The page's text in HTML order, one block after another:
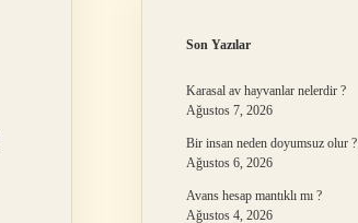
Son Yazılar
Karasal av hayvanlar nelerdir ?
Ağustos 7, 2026
Bir insan neden doyumsuz olur ?
Ağustos 6, 2026
Avans hesap mantıklı mı ?
Ağustos 4, 2026